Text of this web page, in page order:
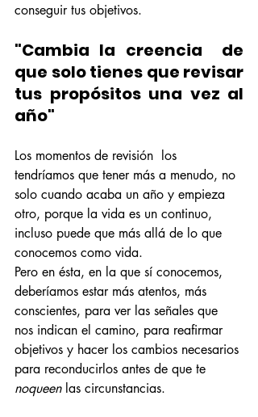
conseguir tus objetivos.
"Cambia la creencia  de
que solo tienes que revisar
tus propósitos una vez al
año"
Los momentos de revisión  los
tendríamos que tener más a menudo, no
solo cuando acaba un año y empieza
otro, porque la vida es un continuo,
incluso puede que más allá de lo que
conocemos como vida.
Pero en ésta, en la que sí conocemos,
deberíamos estar más atentos, más
conscientes, para ver las señales que
nos indican el camino, para reafirmar
objetivos y hacer los cambios necesarios
para reconducirlos antes de que te
noqueen las circunstancias.